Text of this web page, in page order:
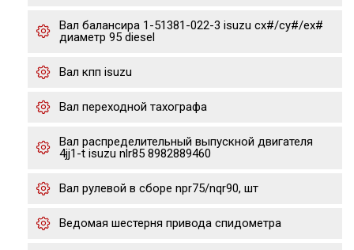
Вал балансира 1-51381-022-3 isuzu cx#/cy#/ex#
диаметр 95 diesel
Вал кпп isuzu
Вал переходной тахографа
Вал распределительный выпускной двигателя
4jj1-t isuzu nlr85 8982889460
Вал рулевой в сборе npr75/nqr90, шт
Ведомая шестерня привода спидометра